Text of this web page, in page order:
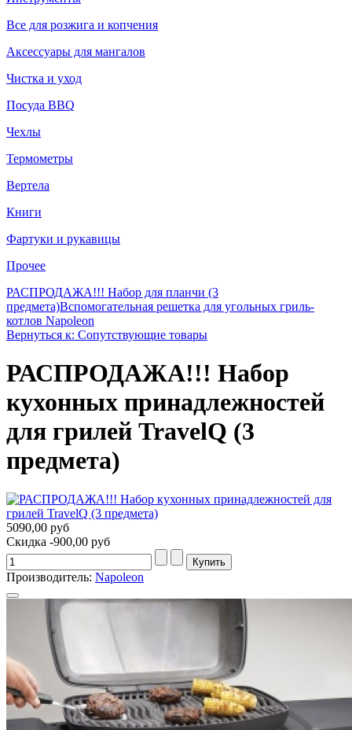
Все для розжига и копчения
Аксессуары для мангалов
Чистка и уход
Посуда BBQ
Чехлы
Термометры
Вертела
Книги
Фартуки и рукавицы
Прочее
РАСПРОДАЖА!!! Набор для планчи (3
предмета)Вспомогательная решетка для угольных гриль-
котлов Napoleon
Вернуться к: Сопутствующие товары
РАСПРОДАЖА!!! Набор
кухонных принадлежностей
для грилей TravelQ (3
предмета)
5090,00 руб
Скидка -900,00 руб
Производитель: Napoleon